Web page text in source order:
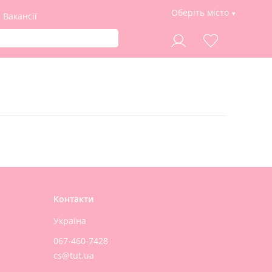
Вакансії Оберіть місто
Контакти
Україна
067-460-7428
cs@tut.ua